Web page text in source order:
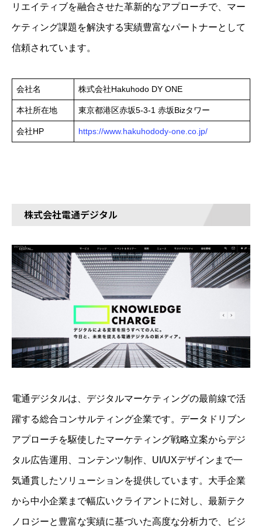
リエイティブを融合させた革新的なアプローチで、マー
ケティング課題を解決する実績豊富なパートナーとして
信頼されています。
会社名 株式会社Hakuhodo DY ONE
本社所在地 東京都港区赤坂5-3-1 赤坂Bizタワー
会社HP https://www.hakuhodody-one.co.jp/
株式会社電通デジタル
​電通デジタルは、デジタルマーケティングの最前線で活
躍する総合コンサルティング企業です。データドリブン
アプローチを駆使したマーケティング戦略立案からデジ
タル広告運用、コンテンツ制作、UI/UXデザインまで一
気通貫したソリューションを提供しています。大手企業
から中小企業まで幅広いクライアントに対し、最新テク
ノロジーと豊富な実績に基づいた高度な分析力で、ビジ